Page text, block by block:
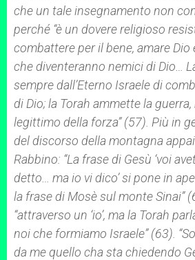
che un tale insegnamento non
perché “è un dovere religioso
combattere per il bene, amare
che diventeranno nemici di Dio…
sempre dall’Eterno Israele di
di Dio; la Torah ammette la guerra,
legittimo della forza” (57). Più in
del discorso della montagna
Rabbino: “La frase di Gesù ‘voi
detto… ma io vi dico’ si pone in
la frase di Mosè sul monte Sinai”
“attraverso un ‘io’, ma la Torah
noi che formiamo Israele” (63).
da me quello cha sta chiedendo